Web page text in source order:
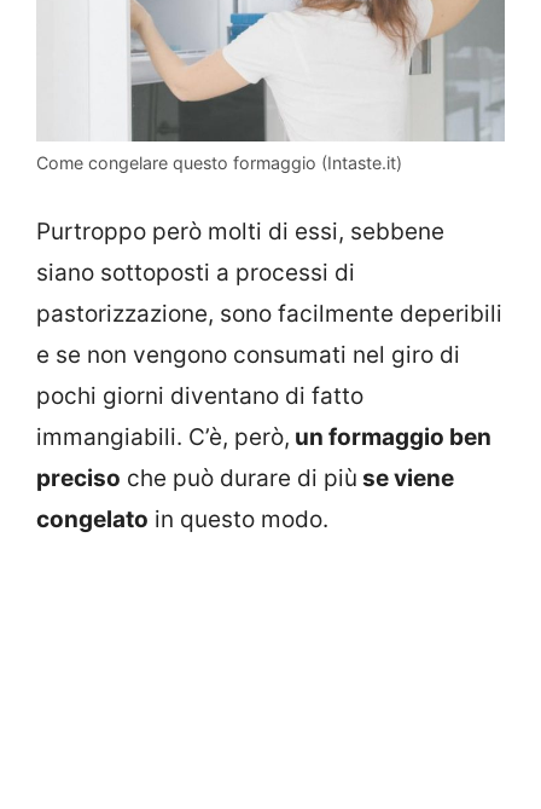
Come congelare questo formaggio (Intaste.it)
Purtroppo però molti di essi, sebbene
siano sottoposti a processi di
pastorizzazione, sono facilmente deperibili
e se non vengono consumati nel giro di
pochi giorni diventano di fatto
immangiabili. C’è, però, un formaggio ben
preciso che può durare di più se viene
congelato in questo modo.